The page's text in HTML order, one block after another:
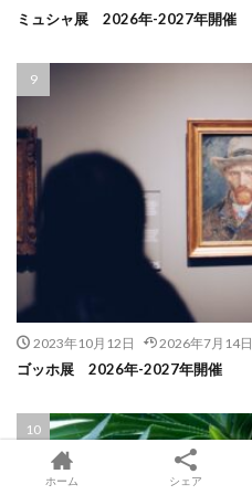
ミュシャ展 2026年-2027年開催
2023年10月12日 2026年7月14日
ゴッホ展 2026年-2027年開催
ホーム シェア